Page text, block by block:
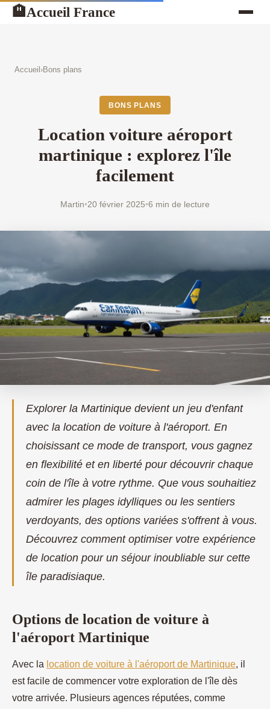
🏨Accueil France
Accueil ›Bons plans
BONS PLANS
Location voiture aéroport
martinique : explorez l'île
facilement
Martin•20 février 2025•6 min de lecture
Explorer la Martinique devient un jeu d'enfant
avec la location de voiture à l'aéroport. En
choisissant ce mode de transport, vous gagnez
en flexibilité et en liberté pour découvrir chaque
coin de l'île à votre rythme. Que vous souhaitiez
admirer les plages idylliques ou les sentiers
verdoyants, des options variées s'offrent à vous.
Découvrez comment optimiser votre expérience
de location pour un séjour inoubliable sur cette
île paradisiaque.
Options de location de voiture à
l'aéroport Martinique
Avec la location de voiture à l'aéroport de Martinique, il
est facile de commencer votre exploration de l'île dès
votre arrivée. Plusieurs agences réputées, comme